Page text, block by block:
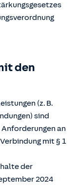
den
(z. B.
sind
an
mit § 1
der
2024